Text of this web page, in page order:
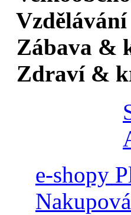
Zábava &
Zdraví &
e-shopy